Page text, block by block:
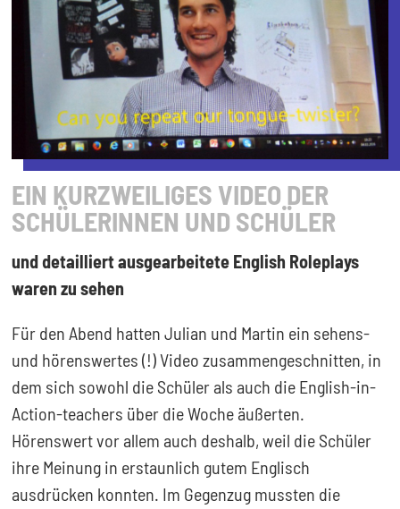
EIN KURZWEILIGES VIDEO DER
SCHÜLERINNEN UND SCHÜLER
und detailliert ausgearbeitete English Roleplays
waren zu sehen
Für den Abend hatten Julian und Martin ein sehens-
und hörenswertes (!) Video zusammengeschnitten, in
dem sich sowohl die Schüler als auch die English-in-
Action-teachers über die Woche äußerten.
Hörenswert vor allem auch deshalb, weil die Schüler
ihre Meinung in erstaunlich gutem Englisch
ausdrücken konnten. Im Gegenzug mussten die